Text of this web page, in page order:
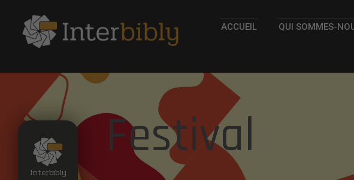
Interbibly
ACCUEIL QUI SOMMES-
Festival